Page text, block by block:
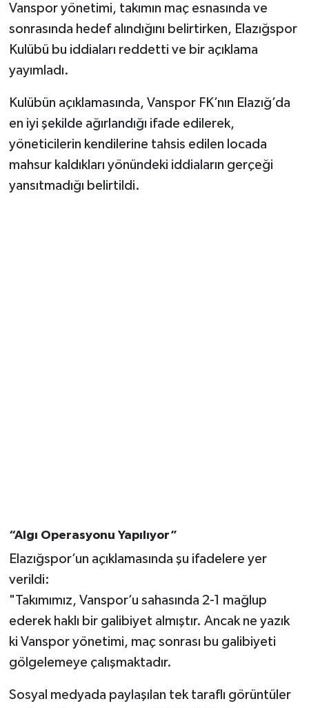
Vanspor yönetimi, takımın maç esnasında ve
sonrasında hedef alındığını belirtirken, Elazığspor
Kulübü bu iddiaları reddetti ve bir açıklama
yayımladı.
Kulübün açıklamasında, Vanspor FK’nın Elazığ’da
en iyi şekilde ağırlandığı ifade edilerek,
yöneticilerin kendilerine tahsis edilen locada
mahsur kaldıkları yönündeki iddiaların gerçeği
yansıtmadığı belirtildi.
“Algı Operasyonu Yapılıyor”
Elazığspor’un açıklamasında şu ifadelere yer
verildi:
"Takımımız, Vanspor’u sahasında 2-1 mağlup
ederek haklı bir galibiyet almıştır. Ancak ne yazık
ki Vanspor yönetimi, maç sonrası bu galibiyeti
gölgelemeye çalışmaktadır.
Sosyal medyada paylaşılan tek taraflı görüntüler